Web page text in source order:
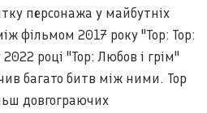
персонажа у майбутніх
фільмом 2017 року "Тор: Тор:
році "Тор: Любов і грім"
багато битв між ними. Тор
довгограючих